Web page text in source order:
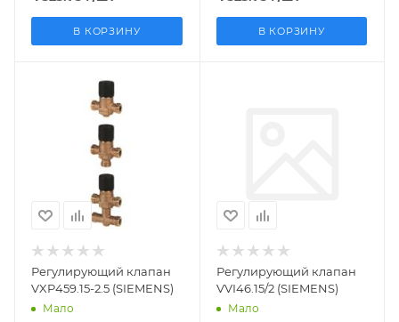
В КОРЗИНУ В КОРЗИНУ
Заказной номер
BPZ:VXP459.15-2.5
производства
Германия
Регулирующий клапан
VXP459.15-2.5 (SIEMENS)
Мало
Китай
Регулирующий клапан
VVI46.15/2 (SIEMENS)
Мало